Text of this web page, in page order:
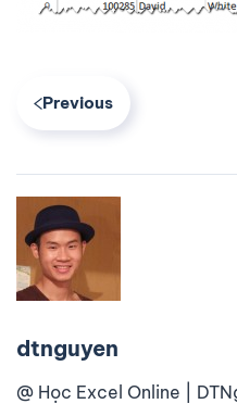
Previous
dtnguyen
@ Học Excel Online |